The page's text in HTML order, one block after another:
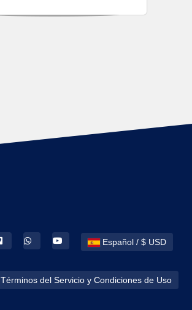
Español / $ USD
Términos del Servicio y Condiciones de Uso